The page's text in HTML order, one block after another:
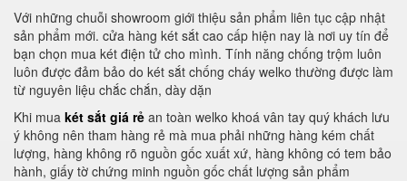
Với những chuỗi showroom giới thiệu sản phẩm liên tục cập nhật
sản phẩm mới. cửa hàng két sắt cao cấp hiện nay là nơi uy tín để
bạn chọn mua két điện tử cho mình. Tính năng chống trộm luôn
luôn được đảm bảo do két sắt chống cháy welko thường được làm
từ nguyên liệu chắc chắn, dày dặn
Khi mua két sắt giá rẻ an toàn welko khoá vân tay quý khách lưu
ý không nên tham hàng rẻ mà mua phải những hàng kém chất
lượng, hàng không rõ nguồn gốc xuất xứ, hàng không có tem bảo
hành, giấy tờ chứng minh nguồn gốc chất lượng sản phẩm